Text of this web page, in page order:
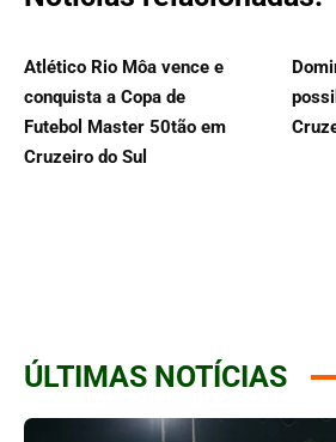
Atlético Rio Môa vence e
conquista a Copa de
Futebol Master 50tão em
Cruzeiro do Sul
ÚLTIMAS NOTÍCIAS